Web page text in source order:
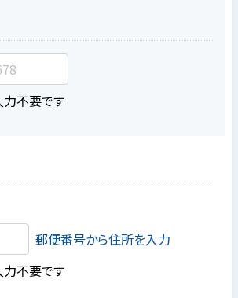
不要です
郵便番号から住所を入力
不要です